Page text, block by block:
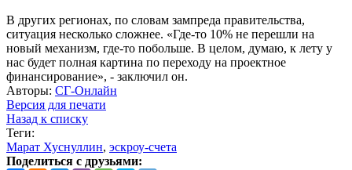
В других регионах, по словам зампреда правительства,
ситуация несколько сложнее. «Где-то 10% не перешли на
новый механизм, где-то побольше. В целом, думаю, к лету у
нас будет полная картина по переходу на проектное
финансирование», - заключил он.
Авторы: СГ-Онлайн
Версия для печати
Назад к списку
Теги:
Марат Хуснуллин, эскроу-счета
Поделиться с друзьями: